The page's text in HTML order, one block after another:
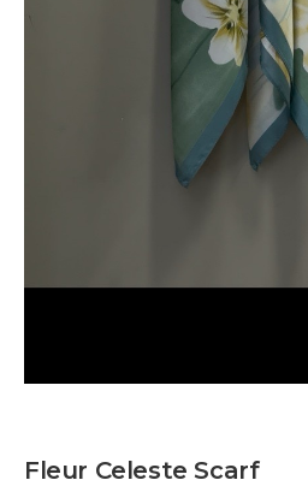
Fleur Celeste Scarf